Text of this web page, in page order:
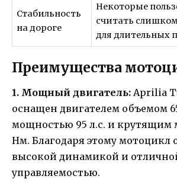
Стабильность
на дороге
Некоторые
считать
для длительных
Преимущества
1. Мощный двигатель: Aprilia
оснащен двигателем объемом
мощностью 95 л.с. и крутящим
Нм. Благодаря этому мотоцикл
высокой динамикой и
управляемостью.